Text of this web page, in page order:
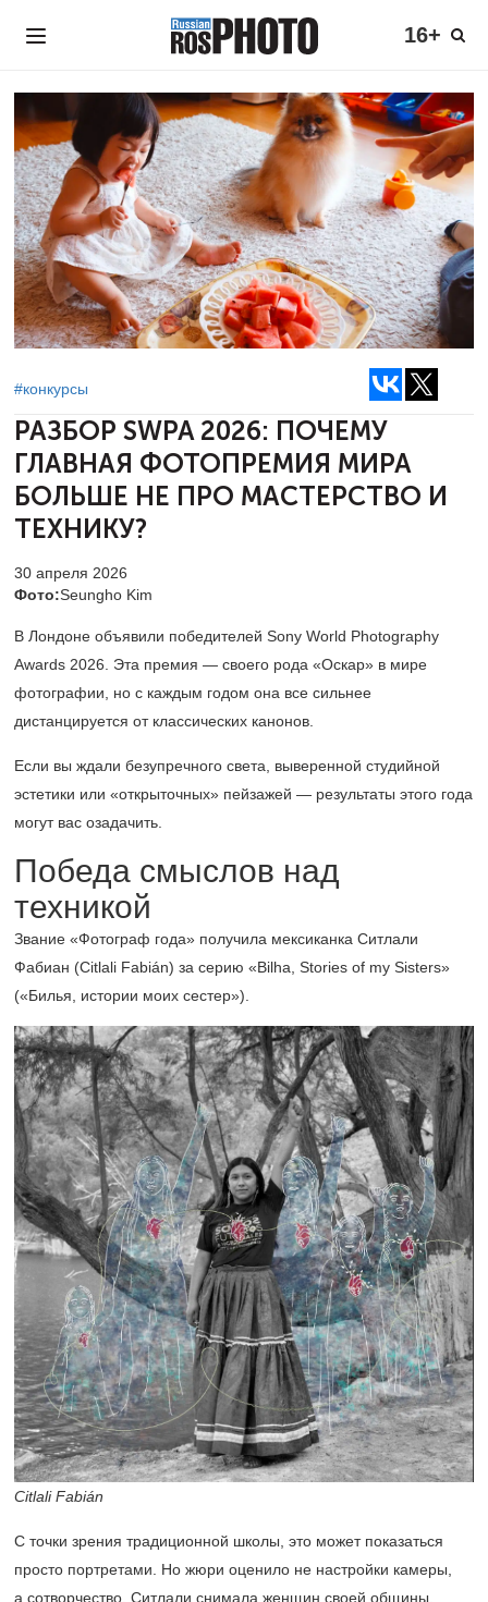
16+
#конкурсы
РАЗБОР SWPA 2026: ПОЧЕМУ
ГЛАВНАЯ ФОТОПРЕМИЯ МИРА
БОЛЬШЕ НЕ ПРО МАСТЕРСТВО И
ТЕХНИКУ?
30 апреля 2026
Фото:Seungho Kim
В Лондоне объявили победителей Sony World Photography
Awards 2026. Эта премия — своего рода «Оскар» в мире
фотографии, но с каждым годом она все сильнее
дистанцируется от классических канонов.
Если вы ждали безупречного света, выверенной студийной
эстетики или «открыточных» пейзажей — результаты этого года
могут вас озадачить.
Победа смыслов над
техникой
Звание «Фотограф года» получила мексиканка Ситлали
Фабиан (Citlali Fabián) за серию «Bilha, Stories of my Sisters»
(«Билья, истории моих сестер»).
Citlali Fabián
С точки зрения традиционной школы, это может показаться
просто портретами. Но жюри оценило не настройки камеры,
а сотворчество. Ситлали снимала женщин своей общины,